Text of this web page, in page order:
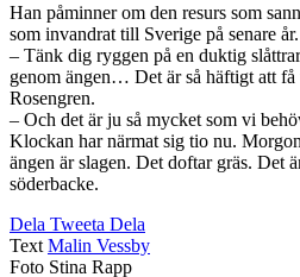
Han påminner om den resurs som
som invandrat till Sverige på senare år.
– Tänk dig ryggen på en duktig
genom ängen… Det är så häftigt att
Rosengren.
– Och det är ju så mycket som vi
Klockan har närmat sig tio nu.
ängen är slagen. Det doftar gräs. Det
söderbacke.
Dela Tweeta Dela
Text Malin Vessby
Foto Stina Rapp